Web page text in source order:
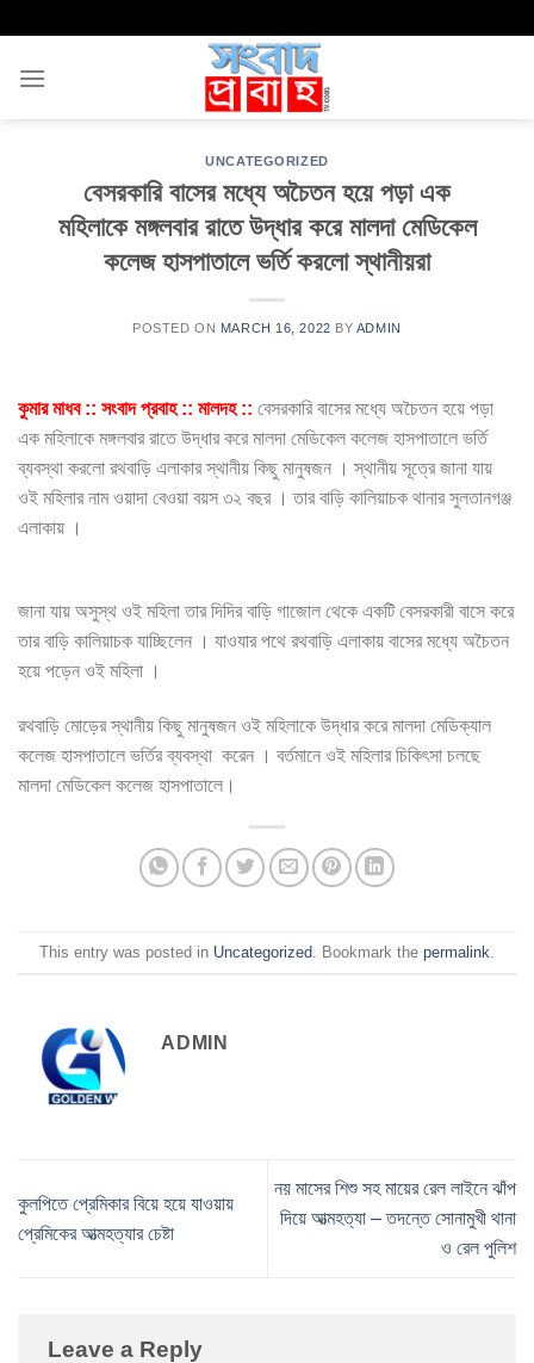
content
UNCATEGORIZED
বেসরকারি বাসের মধ্যে অচৈতন হয়ে পড়া এক
মহিলাকে মঙ্গলবার রাতে উদ্ধার করে মালদা মেডিকেল
কলেজ হাসপাতালে ভর্তি করলো স্থানীয়রা
POSTED ON MARCH 16, 2022 BY ADMIN
কুমার মাধব :: সংবাদ প্রবাহ :: মালদহ :: বেসরকারি বাসের মধ্যে অচৈতন হয়ে পড়া
এক মহিলাকে মঙ্গলবার রাতে উদ্ধার করে মালদা মেডিকেল কলেজ হাসপাতালে ভর্তি
ব্যবস্থা করলো রথবাড়ি এলাকার স্থানীয় কিছু মানুষজন । স্থানীয় সূত্রে জানা যায়
ওই মহিলার নাম ওয়াদা বেওয়া বয়স ৩২ বছর । তার বাড়ি কালিয়াচক থানার সুলতানগঞ্জ
এলাকায় ।
জানা যায় অসুস্থ ওই মহিলা তার দিদির বাড়ি গাজোল থেকে একটি বেসরকারী বাসে করে
তার বাড়ি কালিয়াচক যাচ্ছিলেন । যাওযার পথে রথবাড়ি এলাকায় বাসের মধ্যে অচৈতন
হয়ে পড়েন ওই মহিলা ।
রথবাড়ি মোড়ের স্থানীয় কিছু মানুষজন ওই মহিলাকে উদ্ধার করে মালদা মেডিক্যাল
কলেজ হাসপাতালে ভর্তির ব্যবস্থা করেন । বর্তমানে ওই মহিলার চিকিৎসা চলছে
মালদা মেডিকেল কলেজ হাসপাতালে।
This entry was posted in Uncategorized . Bookmark the permalink
ADMIN
কুলপিতে প্রেমিকার বিয়ে হয়ে যাওয়ায়
প্রেমিকের আত্মহত্যার চেষ্টা
নয় মাসের শিশু সহ মায়ের রেল লাইনে ঝাঁপ
দিয়ে আত্মহত্যা – তদন্তে সোনামুখী থানা
ও রেল পুলিশ
Leave a Reply